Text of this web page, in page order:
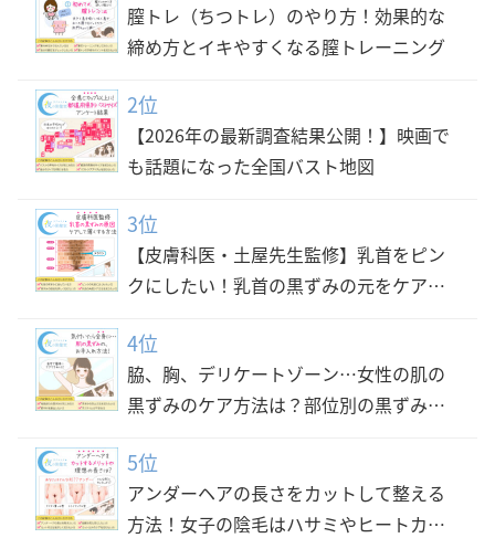
膣トレ（ちつトレ）のやり方！効果的な
締め方とイキやすくなる膣トレーニング
2位
【2026年の最新調査結果公開！】映画で
も話題になった全国バスト地図
3位
【皮膚科医・土屋先生監修】乳首をピン
クにしたい！乳首の黒ずみの元をケアし
4位
脇、胸、デリケートゾーン…女性の肌の
黒ずみのケア方法は？部位別の黒ずみ防
5位
アンダーヘアの長さをカットして整える
方法！女子の陰毛はハサミやヒートカッ